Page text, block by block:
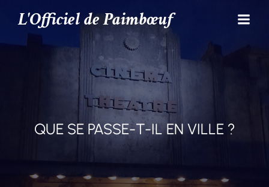
L'Officiel de Paimbœuf
QUE SE PASSE-T-IL EN VILLE ?